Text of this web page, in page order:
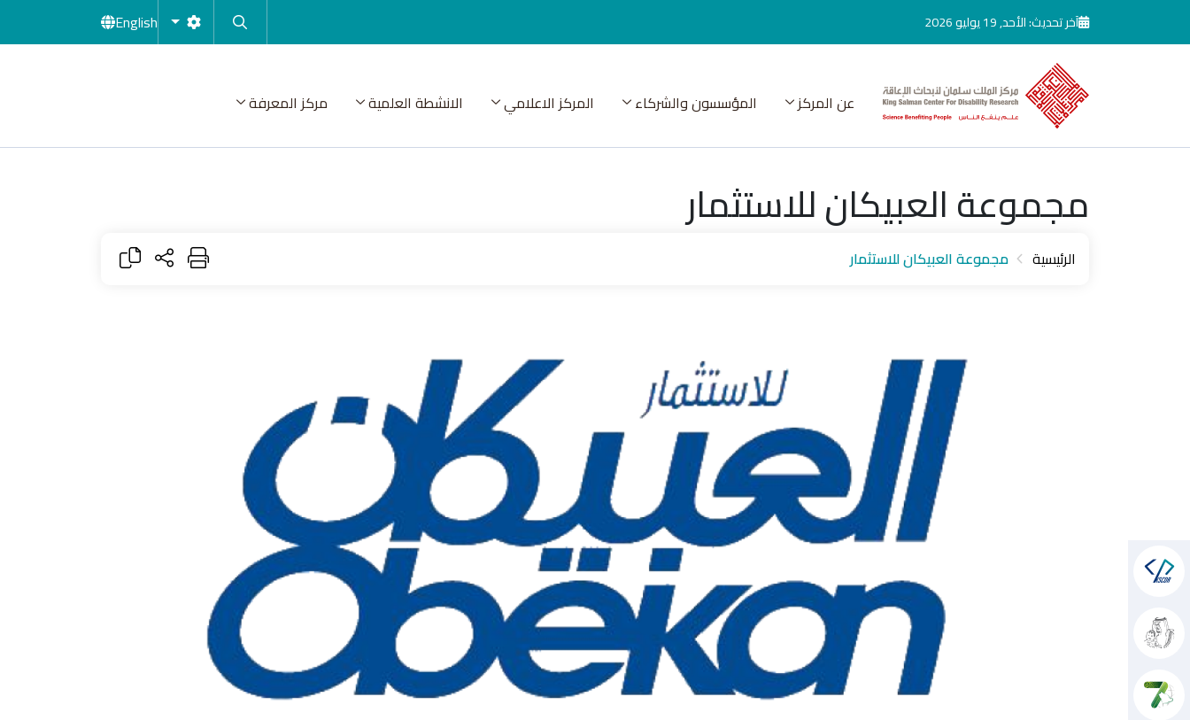
تجاوز إلى المحتوى الرئيسيآخر تحديث: الأحد, 19 يوليو 2026 English
عن المركز المؤسسون والشركاء المركز الاعلامي الانشطة العلمية مركز المعرفة
مجموعة العبيكان للاستثمار
الرئيسية مجموعة العبيكان للاستثمار